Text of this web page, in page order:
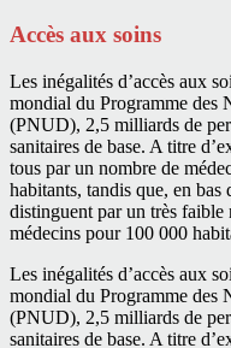
Accès aux soins
Les inégalités d’accès aux
mondial du Programme des
(PNUD), 2,5 milliards de
sanitaires de base. A titre
tous par un nombre de
habitants, tandis que, en bas
distinguent par un très
médecins pour 100 000
Les inégalités d’accès aux
mondial du Programme des
(PNUD), 2,5 milliards de
sanitaires de base. A titre